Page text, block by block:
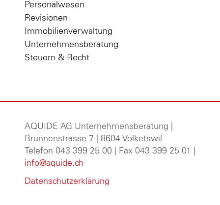
Personalwesen
Revisionen
Immobilienverwaltung
Unternehmensberatung
Steuern & Recht
AQUIDE AG Unternehmensberatung
Brunnenstrasse 7 | 8604 Volketswil
Telefon 043 399 25 00 | Fax 043 399 25 01 |
info@aquide.ch
Datenschutzerklärung